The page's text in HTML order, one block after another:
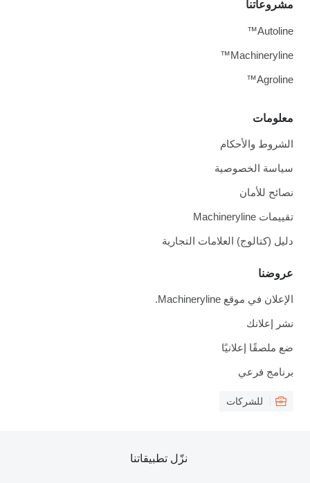
معلومات
الشروط والأحكام
سياسة الخصوصية
نصائح للأمان
تقييمات Machineryline
دليل (كتالوج) العلامات التجارية
عروضنا
الإعلان في موقع Machineryline.
نشر إعلانك
ضع ملصقًا إعلانيًا
برنامج فرعي
للشركات
مشروعاتنا
Autoline™
Machineryline™
Agroline™
نزّل تطبيقاتنا